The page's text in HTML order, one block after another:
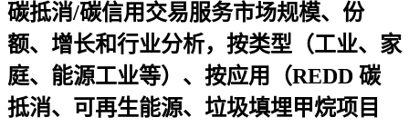
碳抵消/碳信用交易服务市场规模、份
额、增长和行业分析，按类型（工业、家
庭、能源工业等）、按应用（REDD 碳
抵消、可再生能源、垃圾填埋甲烷项目